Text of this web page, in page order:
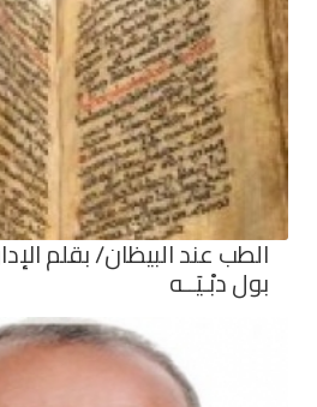
الطب عند البيظان/ بقلم
بول دبْـيَــه